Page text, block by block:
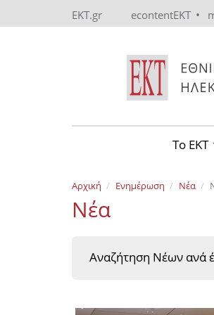
EKT.gr econtentEKT •
Το ΕΚΤ
Αρχική Ενημέρωση Νέα
Νέα
Αναζήτηση Νέων ανά